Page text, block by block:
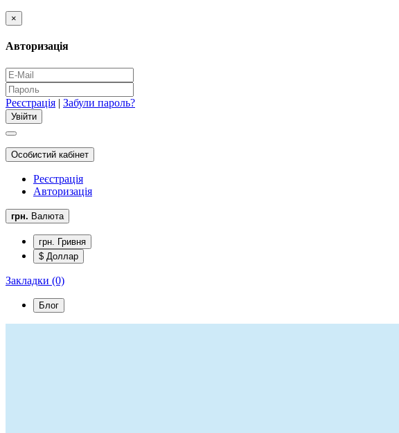
×
Авторизація
Реєстрація | Забули пароль?
Особистий кабінет
Реєстрація
Авторизація
грн. Валюта
грн. Гривня
$ Доллар
Закладки (0)
Блог